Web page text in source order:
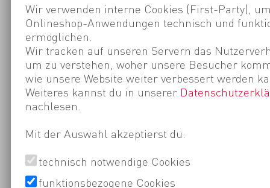
Wir verwenden interne Cookies (First-Party),
Onlineshop-Anwendungen technisch und
ermöglichen.
Wir tracken auf unseren Servern das
um zu verstehen, woher unsere Besucher
wie unsere Website weiter verbessert werden
Weiteres kannst du in unserer
nachlesen.
Mit der Auswahl akzeptierst du:
technisch notwendige Cookies
funktionsbezogene Cookies